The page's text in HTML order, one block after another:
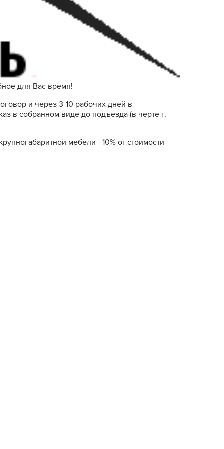
для Вас время!
и через 3-10 рабочих дней в
в собранном виде до подъезда (в черте г.
мебели - 10% от стоимости